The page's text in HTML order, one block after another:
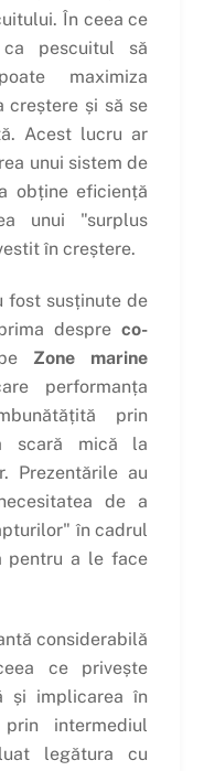
În ceea ce
pescuitul să
maximiza
creștere și să se
Acest lucru ar
unui sistem de
obține eficiență
unui "surplus
în creștere.
fost susținute de
despreco-
Zone marine
performanța
prin
scară mică la
Prezentările au
de a
în cadrul
pentru a le face
considerabilă
ce privește
și implicarea în
intermediul
legătura cu